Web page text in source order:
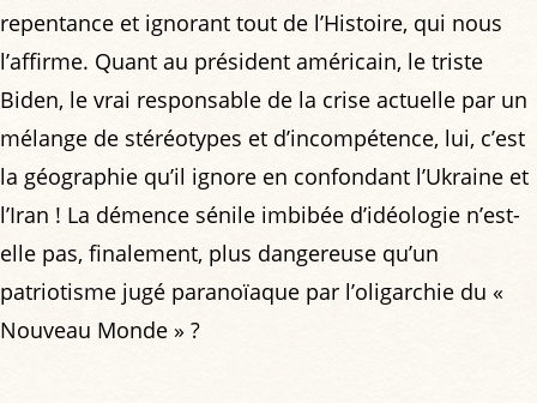
repentance et ignorant tout de l’Histoire, qui nous
l’affirme. Quant au président américain, le triste
Biden, le vrai responsable de la crise actuelle par un
mélange de stéréotypes et d’incompétence, lui, c’est
la géographie qu’il ignore en confondant l’Ukraine et
l’Iran ! La démence sénile imbibée d’idéologie n’est-
elle pas, finalement, plus dangereuse qu’un
patriotisme jugé paranoïaque par l’oligarchie du «
Nouveau Monde » ?